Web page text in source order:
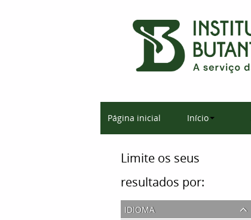
Página inicial Início
Limite os seus
resultados por:
idioma